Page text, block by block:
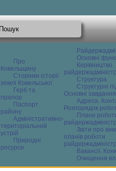
Про
Ковельщину
Сторінки історії
землі Ковельської
Герб та
прапор
Паспорт
району
Адміністративно-
територіальний
устрій
Природні
ресурси
Основні
Керівництво
Структура
Структурні
Основні завдання
Адреса.
Розпорядок
Плани
Звіти про
планів роботи
Вакансії.
Очищення